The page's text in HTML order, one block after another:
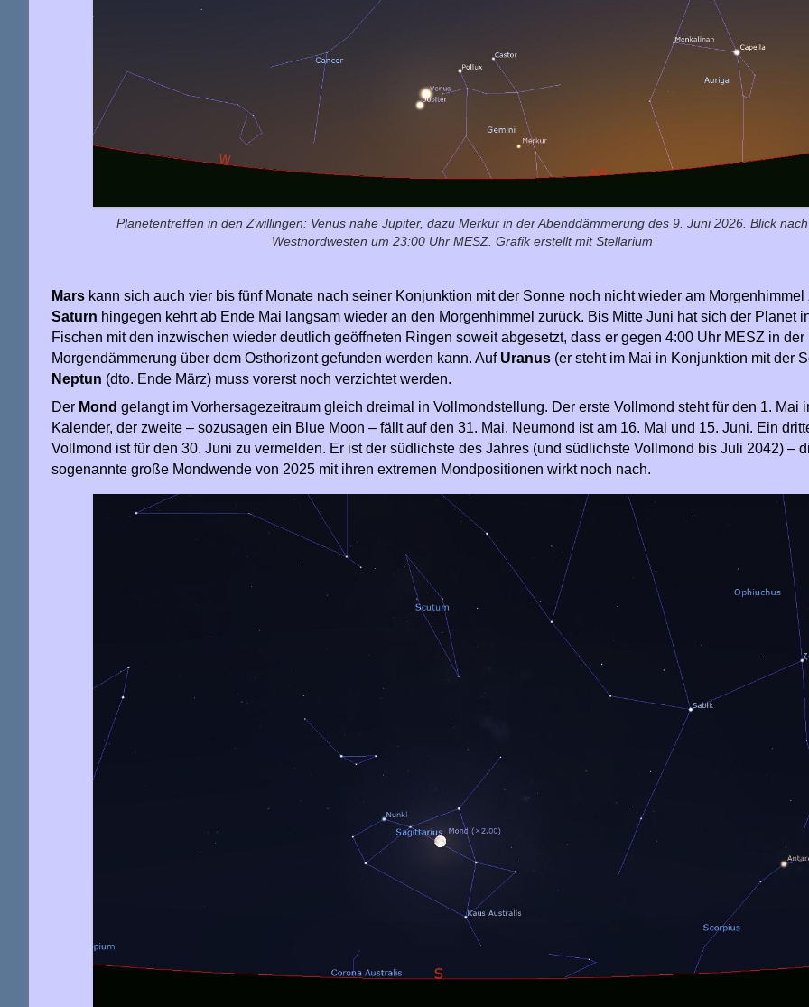
Planetentreffen in den Zwillingen: Venus nahe Jupiter, dazu Merkur in der Abenddämmerung des 9. Juni 2026. Blick nach
Westnordwesten um 23:00 Uhr MESZ. Grafik erstellt mit Stellarium
Mars kann sich auch vier bis fünf Monate nach seiner Konjunktion mit der Sonne noch nicht wieder am Morgenhimmel
Saturn hingegen kehrt ab Ende Mai langsam wieder an den Morgenhimmel zurück. Bis Mitte Juni hat sich der Planet
Fischen mit den inzwischen wieder deutlich geöffneten Ringen soweit abgesetzt, dass er gegen 4:00 Uhr MESZ in der
Morgendämmerung über dem Osthorizont gefunden werden kann. Auf Uranus (er steht im Mai in Konjunktion mit der
Neptun (dto. Ende März) muss vorerst noch verzichtet werden.
Der Mond gelangt im Vorhersagezeitraum gleich dreimal in Vollmondstellung. Der erste Vollmond steht für den 1. Mai
Kalender, der zweite – sozusagen ein Blue Moon – fällt auf den 31. Mai. Neumond ist am 16. Mai und 15. Juni. Ein
Vollmond ist für den 30. Juni zu vermelden. Er ist der südlichste des Jahres (und südlichste Vollmond bis Juli 2042) –
sogenannte große Mondwende von 2025 mit ihren extremen Mondpositionen wirkt noch nach.